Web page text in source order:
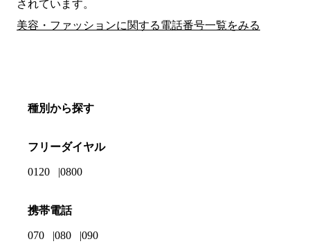
されています。
美容・ファッションに関する電話番号一覧をみる
種別から探す
フリーダイヤル
0120 0800
携帯電話
070 080 090